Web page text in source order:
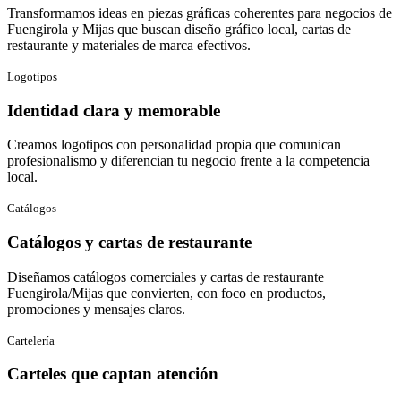
Transformamos ideas en piezas gráficas coherentes para negocios de
Fuengirola y Mijas que buscan diseño gráfico local, cartas de
restaurante y materiales de marca efectivos.
Logotipos
Identidad clara y memorable
Creamos logotipos con personalidad propia que comunican
profesionalismo y diferencian tu negocio frente a la competencia
local.
Catálogos
Catálogos y cartas de restaurante
Diseñamos catálogos comerciales y cartas de restaurante
Fuengirola/Mijas que convierten, con foco en productos,
promociones y mensajes claros.
Cartelería
Carteles que captan atención